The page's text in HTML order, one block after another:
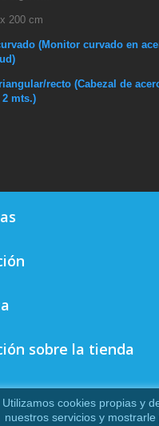
200 cm
(Monitor curvado en
recto (Cabezal de
mts.)
sobre la tienda
Utilizamos cookies propias y
nuestros servicios y